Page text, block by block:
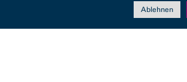
Ablehnen